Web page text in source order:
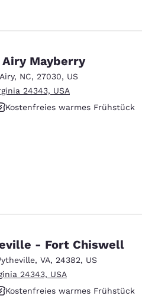
Mayberry
, NC, 27030, US
24343, USA
Kostenfreies warmes Frühstück
1682 Bewertungen
- Fort Chiswell
, VA, 24382, US
24343, USA
Kostenfreies warmes Frühstück